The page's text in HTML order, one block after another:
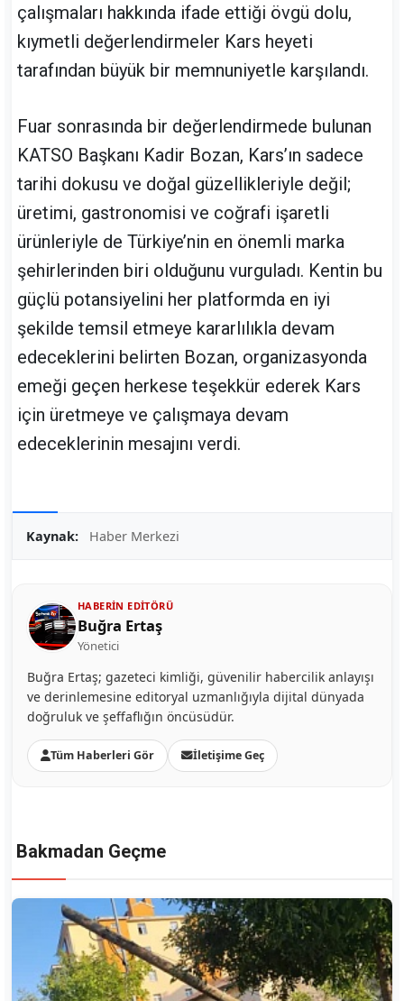
çalışmaları hakkında ifade ettiği övgü dolu,
kıymetli değerlendirmeler Kars heyeti
tarafından büyük bir memnuniyetle karşılandı.
Fuar sonrasında bir değerlendirmede bulunan
KATSO Başkanı Kadir Bozan, Kars’ın sadece
tarihi dokusu ve doğal güzellikleriyle değil;
üretimi, gastronomisi ve coğrafi işaretli
ürünleriyle de Türkiye’nin en önemli marka
şehirlerinden biri olduğunu vurguladı. Kentin bu
güçlü potansiyelini her platformda en iyi
şekilde temsil etmeye kararlılıkla devam
edeceklerini belirten Bozan, organizasyonda
emeği geçen herkese teşekkür ederek Kars
için üretmeye ve çalışmaya devam
edeceklerinin mesajını verdi.
Kaynak: Haber Merkezi
HABERIN EDITÖRÜ
Buğra Ertaş
Yönetici
Buğra Ertaş; gazeteci kimliği, güvenilir habercilik anlayışı
ve derinlemesine editoryal uzmanlığıyla dijital dünyada
doğruluk ve şeffaflığın öncüsüdür.
Tüm Haberleri Gör İletişime Geç
Bakmadan Geçme